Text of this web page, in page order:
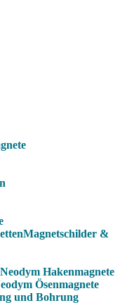
Magnetschilder &
Neodym Hakenmagnete
Ösenmagnete